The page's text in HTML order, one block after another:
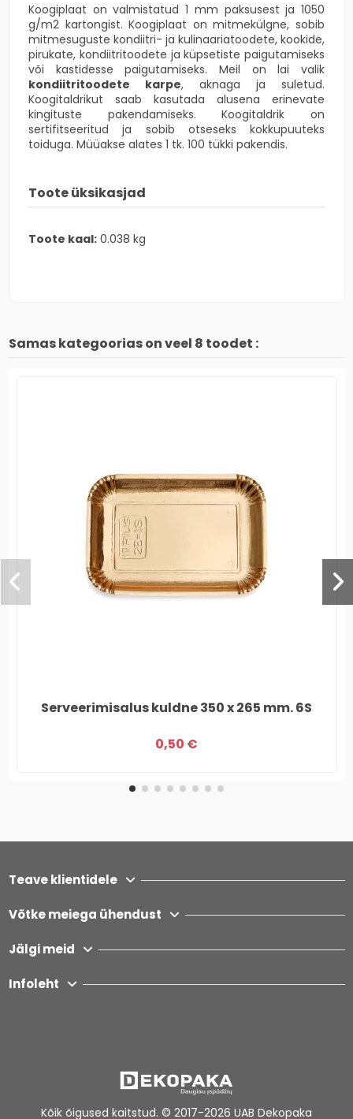
Koogiplaat on valmistatud 1 mm paksusest ja 1050
g/m2 kartongist. Koogiplaat on mitmekülgne, sobib
mitmesuguste kondiitri- ja kulinaariatoodete, kookide,
pirukate, kondiitritoodete ja küpsetiste paigutamiseks
või kastidesse paigutamiseks. Meil on lai valik
kondiitritoodete karpe, aknaga ja suletud.
Koogitaldrikut saab kasutada alusena erinevate
kingituste pakendamiseks. Koogitaldrik on
sertifitseeritud ja sobib otseseks kokkupuuteks
toiduga. Müüakse alates 1 tk. 100 tükki pakendis.
Toote üksikasjad
Toote kaal: 0.038 kg
Samas kategoorias on veel 8 toodet :
Serveerimisalus kuldne 350 x 265 mm. 6S
0,50 €
Teave klientidele
Võtke meiega ühendust
Jälgi meid
Infoleht
Kõik õigused kaitstud. © 2017-2026 UAB Dekopaka